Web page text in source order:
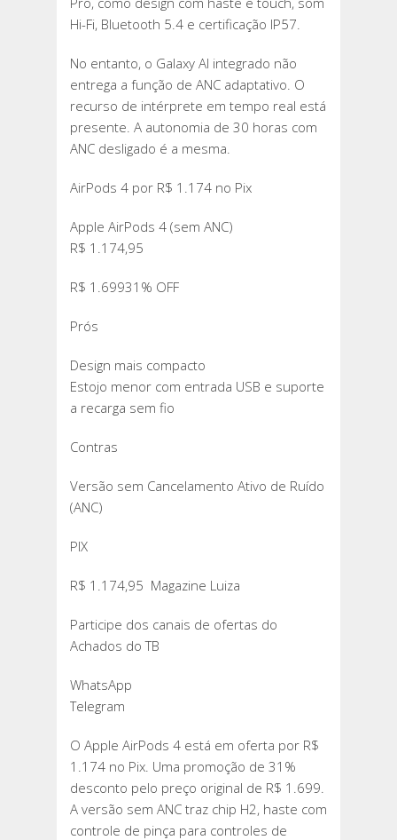
Hi-Fi, Bluetooth 5.4 e certificação IP57.
No entanto, o Galaxy AI integrado não
entrega a função de ANC adaptativo. O
recurso de intérprete em tempo real está
presente. A autonomia de 30 horas com
ANC desligado é a mesma.
AirPods 4 por R$ 1.174 no Pix
Apple AirPods 4 (sem ANC)
R$ 1.174,95
R$ 1.69931% OFF
Prós
Design mais compacto
Estojo menor com entrada USB e suporte
a recarga sem fio
Contras
Versão sem Cancelamento Ativo de Ruído
(ANC)
PIX
R$ 1.174,95 Magazine Luiza
Participe dos canais de ofertas do
Achados do TB
WhatsApp
Telegram
O Apple AirPods 4 está em oferta por R$
1.174 no Pix. Uma promoção de 31%
desconto pelo preço original de R$ 1.699.
A versão sem ANC traz chip H2, haste com
controle de pinça para controles de